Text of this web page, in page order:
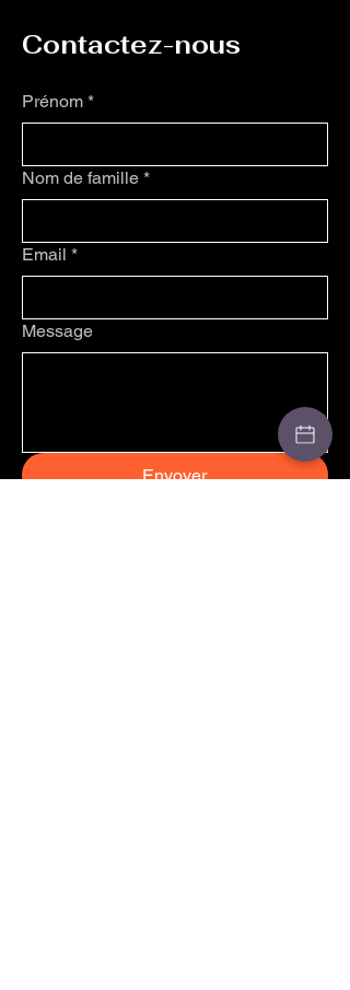
Contactez-nous
Prénom *
Nom de famille *
Email *
Message
Envoyer